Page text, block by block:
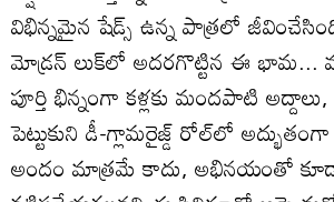
విభిన్నమైన షేడ్స్ ఉన్న పాత్రలో
మోడ్రన్ లుక్‌లో అదరగొట్టిన ఈ భామ...
పూర్తి భిన్నంగా కళ్లకు మందపాటి అద్దాలు,
పెట్టుకుని డీ-గ్లామరైజ్డ్ రోల్‌లో
అందం మాత్రమే కాదు, అభినయంతో కూడా